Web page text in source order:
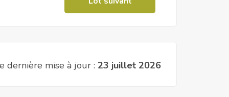
dernière mise à jour : 23 juillet 2026